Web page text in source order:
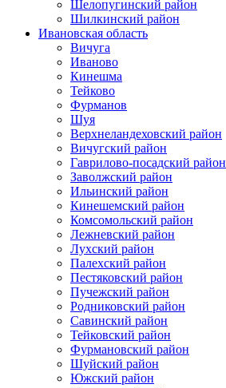
Шелопугинский район
Шилкинский район
Ивановская область
Вичуга
Иваново
Кинешма
Тейково
Фурманов
Шуя
Верхнеландеховский район
Вичугский район
Гаврилово-посадский район
Заволжский район
Ильинский район
Кинешемский район
Комсомольский район
Лежневский район
Лухский район
Палехский район
Пестяковский район
Пучежский район
Родниковский район
Савинский район
Тейковский район
Фурмановский район
Шуйский район
Южский район